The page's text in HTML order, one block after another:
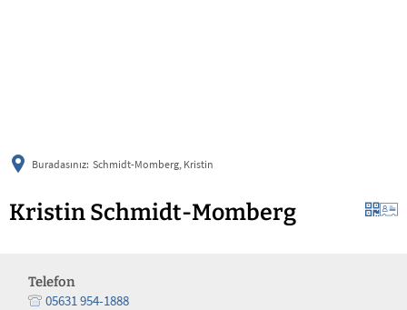
Buradasınız: Schmidt-Momberg, Kristin
Kristin Schmidt-Momberg
Telefon
05631 954-1888